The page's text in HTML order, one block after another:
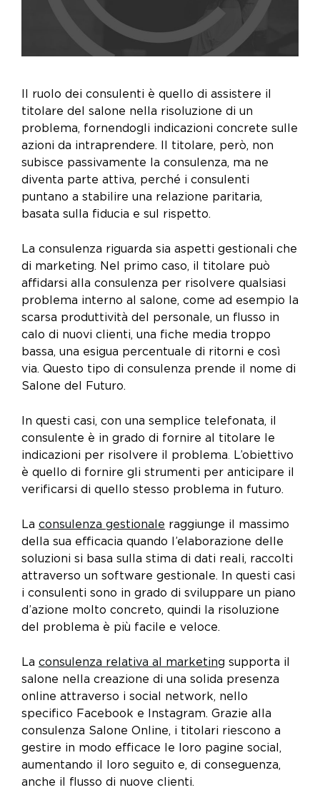
Il ruolo dei consulenti è quello di assistere il
titolare del salone nella risoluzione di un
problema, fornendogli indicazioni concrete sulle
azioni da intraprendere. Il titolare, però, non
subisce passivamente la consulenza, ma ne
diventa parte attiva, perché i consulenti
puntano a stabilire una relazione paritaria,
basata sulla fiducia e sul rispetto.
La consulenza riguarda sia aspetti gestionali che
di marketing. Nel primo caso, il titolare può
affidarsi alla consulenza per risolvere qualsiasi
problema interno al salone, come ad esempio la
scarsa produttività del personale, un flusso in
calo di nuovi clienti, una fiche media troppo
bassa, una esigua percentuale di ritorni e così
via. Questo tipo di consulenza prende il nome di
Salone del Futuro.
In questi casi, con una semplice telefonata, il
consulente è in grado di fornire al titolare le
indicazioni per risolvere il problema. L’obiettivo
è quello di fornire gli strumenti per anticipare il
verificarsi di quello stesso problema in futuro.
La consulenza gestionale raggiunge il massimo
della sua efficacia quando l’elaborazione delle
soluzioni si basa sulla stima di dati reali, raccolti
attraverso un software gestionale. In questi casi
i consulenti sono in grado di sviluppare un piano
d’azione molto concreto, quindi la risoluzione
del problema è più facile e veloce.
La consulenza relativa al marketing supporta il
salone nella creazione di una solida presenza
online attraverso i social network, nello
specifico Facebook e Instagram. Grazie alla
consulenza Salone Online, i titolari riescono a
gestire in modo efficace le loro pagine social,
aumentando il loro seguito e, di conseguenza,
anche il flusso di nuove clienti.